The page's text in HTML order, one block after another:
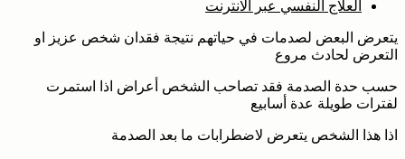
العلاج النفسي عبر الانترنت
يتعرض البعض لصدمات في حياتهم نتيجة فقدان شخص عزيز او
التعرض لحادث مروع
حسب حدة الصدمة فقد تصاحب الشخص أعراض اذا استمرت
لفترات طويلة عدة أسابيع
اذا هذا الشخص يتعرض لاضطرابات ما بعد الصدمة